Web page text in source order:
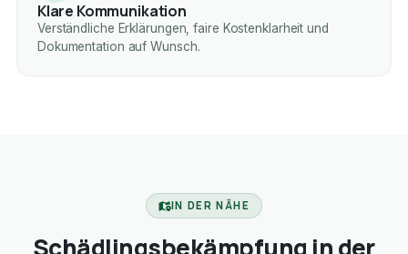
Klare Kommunikation
Verständliche Erklärungen, faire Kostenklarheit und
Dokumentation auf Wunsch.
IN DER NÄHE